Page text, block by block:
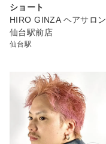
ショート
HIRO GINZA ヘアサロン
仙台駅前店
仙台駅